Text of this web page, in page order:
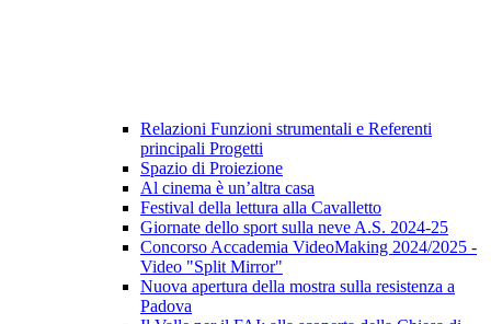
Relazioni Funzioni strumentali e Referenti
principali Progetti
Spazio di Proiezione
Al cinema è un’altra casa
Festival della lettura alla Cavalletto
Giornate dello sport sulla neve A.S. 2024-25
Concorso Accademia VideoMaking 2024/2025 -
Video "Split Mirror"
Nuova apertura della mostra sulla resistenza a
Padova